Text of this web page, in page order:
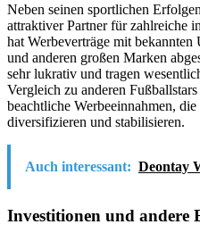
Neben seinen sportlichen
attraktiver Partner für zahlreiche
hat Werbeverträge mit
und anderen großen Marken
sehr lukrativ und tragen
Vergleich zu anderen
beachtliche Werbeeinnahmen,
diversifizieren und stabilisieren.
Auch interessant: Deontay
Investitionen und andere